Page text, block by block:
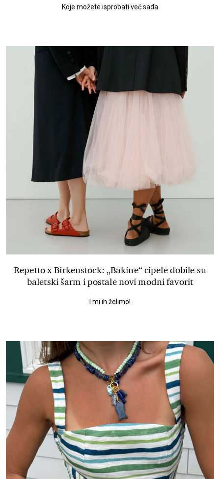
Koje možete isprobati već sada
Repetto x Birkenstock: „Bakine“ cipele dobile su
baletski šarm i postale novi modni favorit
I mi ih želimo!